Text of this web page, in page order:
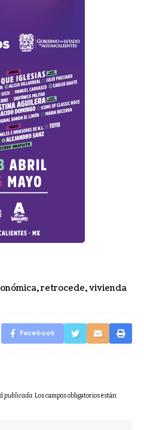
,retrocede,vivienda
Facebook
publicada.Los campos obligatorios están